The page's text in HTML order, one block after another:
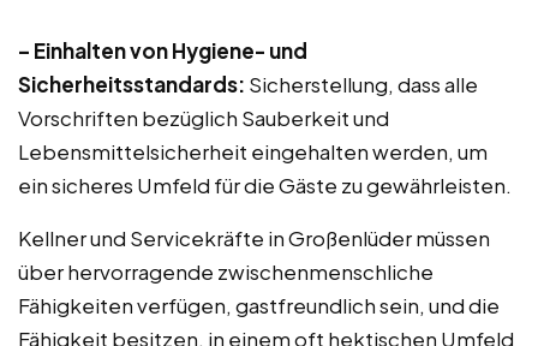
– Einhalten von Hygiene- und
Sicherheitsstandards: Sicherstellung, dass alle
Vorschriften bezüglich Sauberkeit und
Lebensmittelsicherheit eingehalten werden, um
ein sicheres Umfeld für die Gäste zu gewährleisten.
Kellner und Servicekräfte in Großenlüder müssen
über hervorragende zwischenmenschliche
Fähigkeiten verfügen, gastfreundlich sein, und die
Fähigkeit besitzen, in einem oft hektischen Umfeld